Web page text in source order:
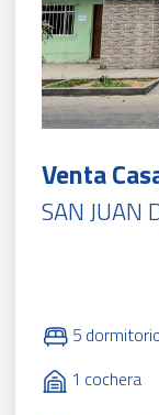
Venta
SAN JUAN
5
1 cochera